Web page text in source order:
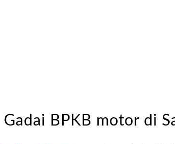
Gadai BPKB motor di